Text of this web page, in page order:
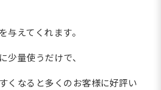
与えてくれます。
少量使うだけで、
くなると多くのお客様に好評い